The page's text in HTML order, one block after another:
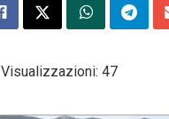
Visualizzazioni: 47